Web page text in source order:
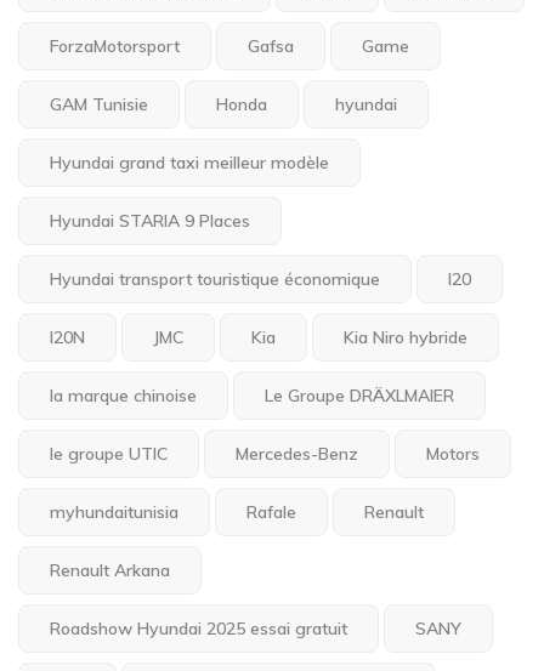
ForzaMotorsport Gafsa Game
GAM Tunisie Honda hyundai
Hyundai grand taxi meilleur modèle
Hyundai STARIA 9 Places
Hyundai transport touristique économique I20
I20N JMC Kia Kia Niro hybride
la marque chinoise Le Groupe DRÄXLMAIER
le groupe UTIC Mercedes-Benz Motors
myhundaitunisia Rafale Renault
Renault Arkana
Roadshow Hyundai 2025 essai gratuit SANY